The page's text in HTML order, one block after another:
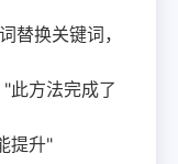
替换关键词，
此方法完成了
提升"